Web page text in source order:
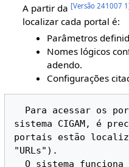
A partir da [Versão 241007 1
localizar cada portal é:
Parâmetros
Nomes lógicos
adendo.
Configurações
sistema CIGAM, é
portais estão
"URLs").
  O sistema funciona assim: